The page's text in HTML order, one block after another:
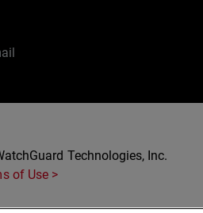
Technologies, Inc.
of Use >